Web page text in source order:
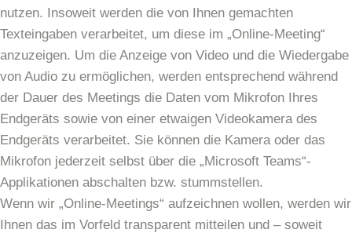
nutzen. Insoweit werden die von Ihnen gemachten
Texteingaben verarbeitet, um diese im „Online-Meeting“
anzuzeigen. Um die Anzeige von Video und die Wiedergabe
von Audio zu ermöglichen, werden entsprechend während
der Dauer des Meetings die Daten vom Mikrofon Ihres
Endgeräts sowie von einer etwaigen Videokamera des
Endgeräts verarbeitet. Sie können die Kamera oder das
Mikrofon jederzeit selbst über die „Microsoft Teams“-
Applikationen abschalten bzw. stummstellen.
Wenn wir „Online-Meetings“ aufzeichnen wollen, werden wir
Ihnen das im Vorfeld transparent mitteilen und – soweit